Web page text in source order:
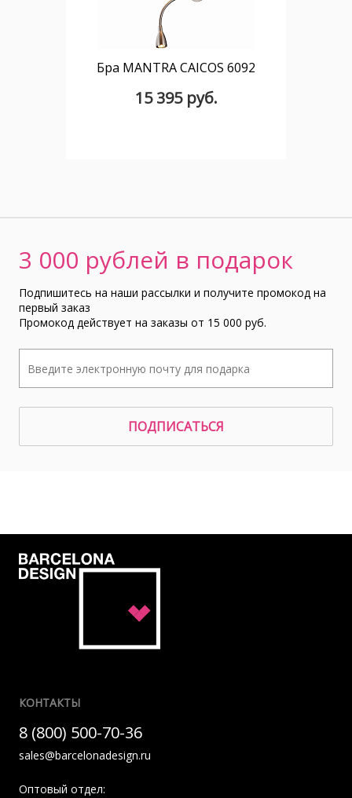
Бра MANTRA CAICOS 6092
15 395 руб.
3 000 рублей в подарок
Подпишитесь на наши рассылки и получите промокод на
первый заказ
Промокод действует на заказы от 15 000 руб.
ПОДПИСАТЬСЯ
КОНТАКТЫ
8 (800) 500-70-36
sales@barcelonadesign.ru
Оптовый отдел: